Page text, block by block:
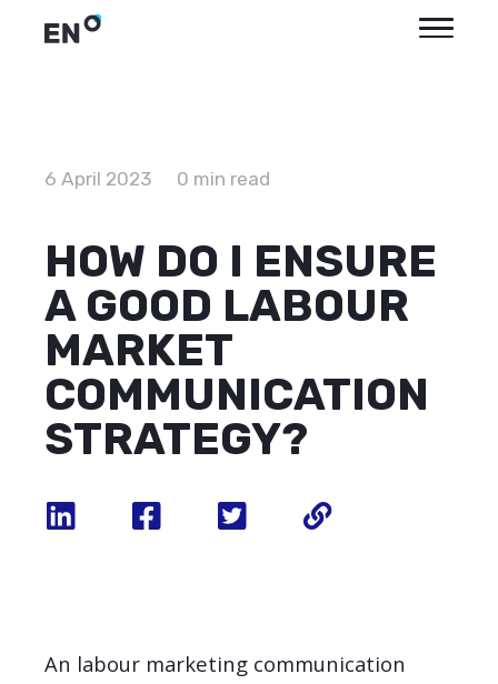
6 April 2023 0 min read
HOW DO I ENSURE
A GOOD LABOUR
MARKET
COMMUNICATION
STRATEGY?
An labour marketing communication